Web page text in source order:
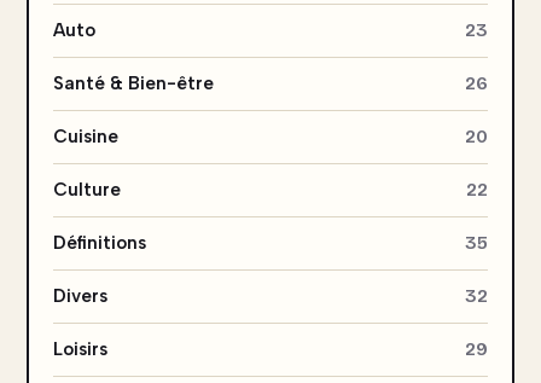
Auto 23
Santé & Bien-être 26
Cuisine 20
Culture 22
Définitions 35
Divers 32
Loisirs 29